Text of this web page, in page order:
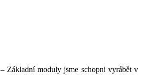
– Základní moduly jsme schopni vyrábět v